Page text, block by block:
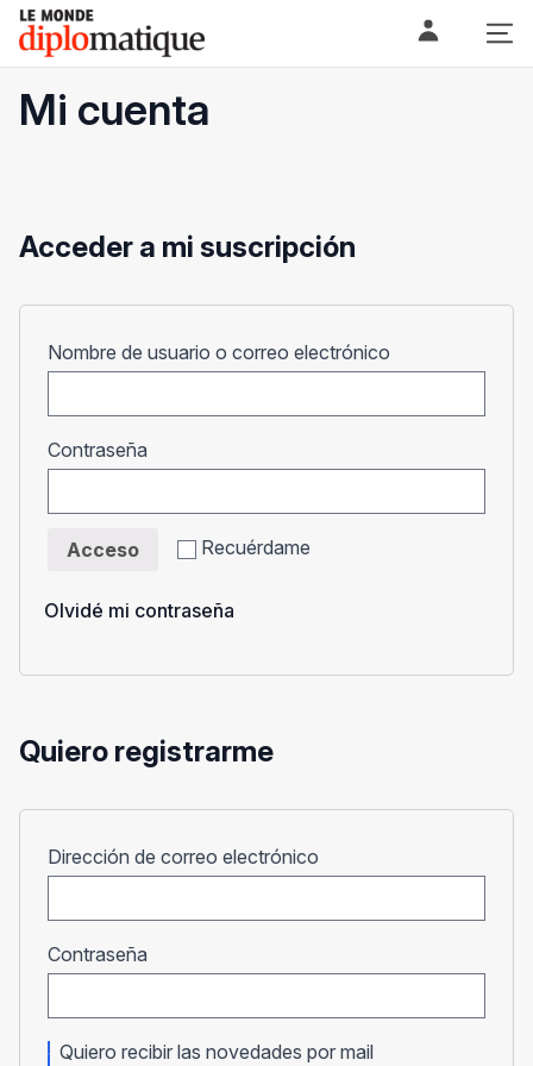
Skip
content
Le monde diplomatique
Mi cuenta
Acceder a mi suscripción
Nombre de usuario o correo electrónico
Contraseña
Recuérdame
Acceso
Olvidé mi contraseña
Quiero registrarme
Dirección de correo electrónico
Contraseña
Quiero recibir las novedades por mail